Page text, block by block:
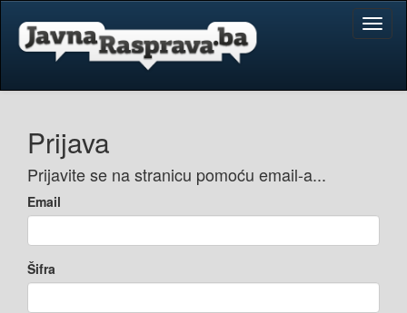
Prijava
Prijavite se na stranicu pomoću email-a...
Email
Šifra